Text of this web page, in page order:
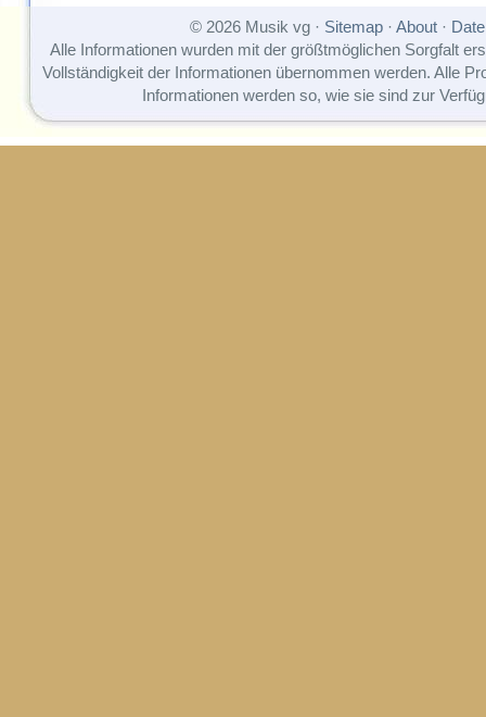
© 2026 Musik vg · Sitemap· About·
Alle Informationen wurden mit der größtmöglichen Sorgfalt
Vollständigkeit der Informationen übernommen werden. Alle
Informationen werden so, wie sie sind zur